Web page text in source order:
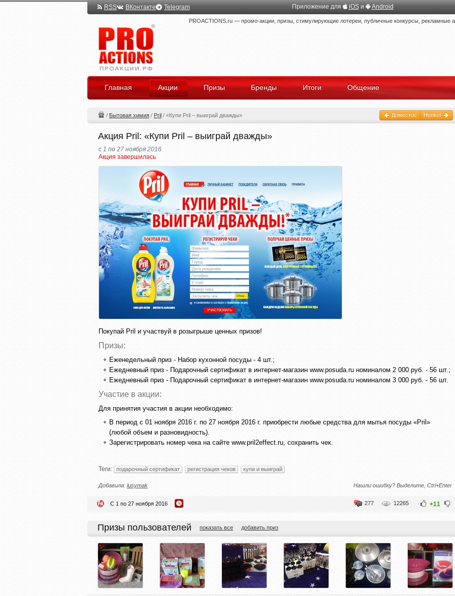
RSS ВКонтакте Telegram Приложение для iOSи Android
PROACTIONS.ru — промо-акции, призы, стимулирующие лотереи, публичные конкурсы, рекламные
Главная Акции Призы Бренды Итоги Общение
Доместос Henkel
/ Бытовая химия / Pril / «Купи Pril – выиграй дважды»
Акция Pril: «Купи Pril – выиграй дважды»
с 1 по 27 ноября 2016
Акция завершилась
Покупай Pril и участвуй в розыгрыше ценных призов!
Призы:
Еженедельный приз - Набор кухонной посуды - 4 шт.;
Ежедневный приз - Подарочный сертификат в интернет-магазин www.posuda.ru номиналом 2 000 руб. - 56 шт.;
Ежедневный приз - Подарочный сертификат в интернет-магазин www.posuda.ru номиналом 3 000 руб. - 56 шт.
Участие в акции:
Для принятия участия в акции необходимо:
В период с 01 ноября 2016 г. по 27 ноября 2016 г. приобрести любые средства для мытья посуды «Pril»
(любой объем и разновидность).
Зарегистрировать номер чека на сайте www.pril2effect.ru, сохранить чек.
Теги: подарочный сертификат регистрация чеков купи и выиграй
Добавила: lusymak Нашли ошибку? Выделите, Ctrl+Enter
С 1 по 27 ноября 2016 +11
12265
277
Призы пользователей показать все добавить приз